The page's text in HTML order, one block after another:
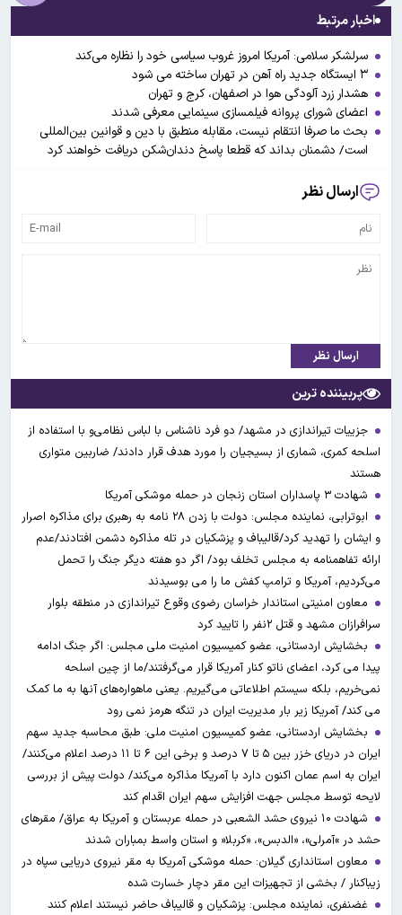
اخبار مرتبط
سرلشکر سلامی: آمریکا امروز غروب سیاسی خود را نظاره می‌کند
۳ ایستگاه جدید راه آهن در تهران ساخته می شود
هشدار زرد آلودگی هوا در اصفهان، کرج و تهران
اعضای شورای پروانه فیلمسازی سینمایی معرفی شدند
بحث ما صرفا انتقام نیست، مقابله منطبق با دین و قوانین بین‌المللی
است/ دشمنان بداند که قطعا پاسخ دندان‌شکن دریافت خواهند کرد
ارسال نظر
ارسال نظر
پربیننده ترین
جزییات تیراندازی در مشهد/ دو فرد ناشناس با لباس نظامی‌و با استفاده از
اسلحه کمری، شماری از بسیجیان را مورد هدف قرار دادند/ ضاربین متواری
هستند
شهادت ۳ ‌پاسداران استان زنجان در حمله موشکی آمریکا
ابوترابی، نماینده مجلس: دولت با زدن ۲۸ نامه به رهبری برای مذاکره اصرار
و ایشان را تهدید کرد/قالیباف و پزشکیان در تله مذاکره دشمن افتادند/عدم
ارائه تفاهمنامه به مجلس تخلف بود/ اگر دو هفته دیگر جنگ را تحمل
می‌کردیم، آمریکا و ترامپ کفش ما را می بوسیدند
معاون امنیتی استاندار خراسان رضوی وقوع تیراندازی در منطقه بلوار
سرافرازان مشهد و قتل ۲نفر را تایید کرد
بخشایش اردستانی، عضو کمیسیون امنیت ملی مجلس: اگر جنگ ادامه
پیدا می کرد، اعضای ناتو کنار آمریکا قرار می‌گرفتند/ما از چین اسلحه
نمی‌خریم، بلکه سیستم اطلاعاتی می‌گیریم. یعنی ماهواره‌های آنها به ما کمک
می کند/ آمریکا زیر بار مدیریت ایران در تنگه هرمز نمی رود
بخشایش اردستانی، عضو کمیسیون امنیت ملی: طبق محاسبه جدید سهم
ایران در دریای خزر بین ۵ تا ۷ درصد و برخی این ۶ تا ۱۱ درصد اعلام می‌کنند/
ایران به اسم عمان اکنون دارد با آمریکا مذاکره می‌کند/ دولت پیش از بررسی
لایحه توسط مجلس جهت افزایش سهم ایران اقدام کند
شهادت ۱۰ نیروی حشد الشعبی در حمله عربستان و آمریکا به عراق/ مقرهای
حشد در »آمرلی»، «الدبس»، «کربلا« و استان واسط بمباران شدند
معاون استانداری گیلان: حمله موشکی آمریکا به مقر نیروی دریایی سپاه در
زیباکنار / بخشی از تجهیزات این مقر دچار خسارت شده
غضنفری، نماینده مجلس: پزشکیان و قالیباف حاضر نیستند اعلام کنند